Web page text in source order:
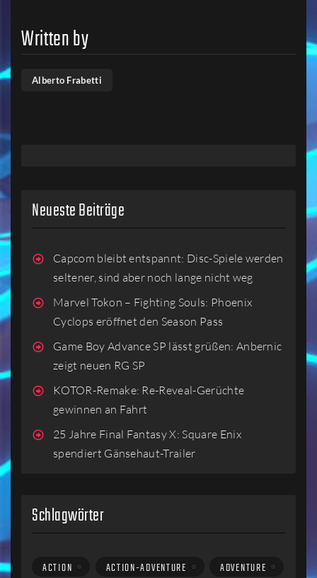
Written by
Alberto Frabetti
Neueste Beiträge
Capcom bleibt entspannt: Disc-Spiele werden
seltener, sind aber noch lange nicht weg
Marvel Tokon – Fighting Souls: Phoenix
Cyclops eröffnet den Season Pass
Game Boy Advance SP lässt grüßen: Anbernic
zeigt neuen RG SP
KOTOR-Remake: Re-Reveal-Gerüchte
gewinnen an Fahrt
25 Jahre Final Fantasy X: Square Enix
spendiert Gänsehaut-Trailer
Schlagwörter
ACTION ACTION-ADVENTURE
ADVENTURE